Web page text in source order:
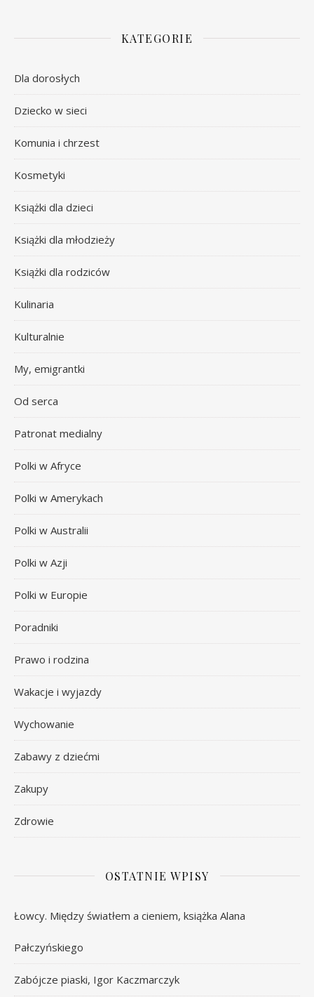
KATEGORIE
Dla dorosłych
Dziecko w sieci
Komunia i chrzest
Kosmetyki
Książki dla dzieci
Książki dla młodzieży
Książki dla rodziców
Kulinaria
Kulturalnie
My, emigrantki
Od serca
Patronat medialny
Polki w Afryce
Polki w Amerykach
Polki w Australii
Polki w Azji
Polki w Europie
Poradniki
Prawo i rodzina
Wakacje i wyjazdy
Wychowanie
Zabawy z dziećmi
Zakupy
Zdrowie
OSTATNIE WPISY
Łowcy. Między światłem a cieniem, książka Alana
Pałczyńskiego
Zabójcze piaski, Igor Kaczmarczyk